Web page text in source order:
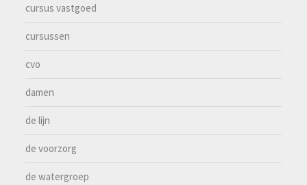
cursus vastgoed
cursussen
cvo
damen
de lijn
de voorzorg
de watergroep